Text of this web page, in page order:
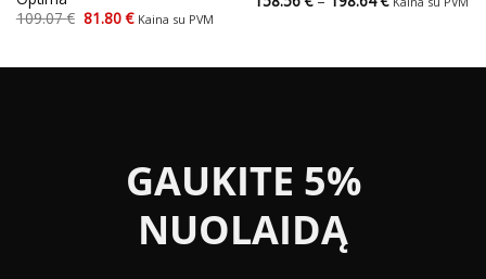
109.07€ Original
price
81.80€Current
price
Kaina su PVM range:
GAUKITE 5%
NUOLAIDĄ